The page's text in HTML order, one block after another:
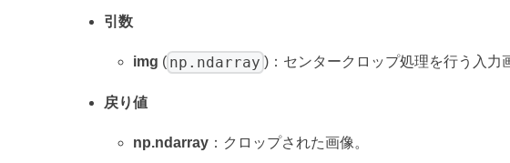
引数
img ( np.ndarray )：センタークロップ処理を行う入力
戻り値
np.ndarray ：クロップされた画像。